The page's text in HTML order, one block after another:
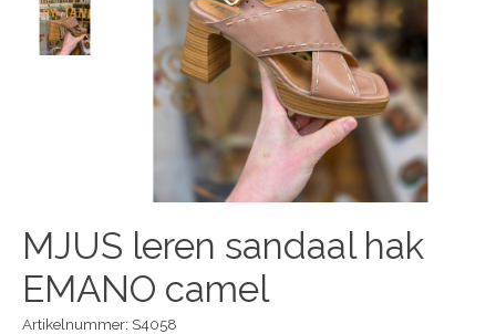
MJUS leren sandaal hak
EMANO camel
Artikelnummer: S4058